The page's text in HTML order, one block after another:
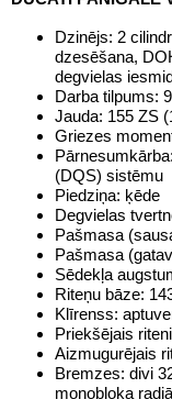
Dzinējs: 2
dzesēšana,
degvielas
Darba tilpums:
Jauda: 155 ZS
Griezes
(DQS) sistēmu
Piedziņa: ķēde
Degvielas
Pašmasa
Pašmasa
Sēdekļa
Riteņu bāze:
Klīrenss:
Priekšējais
Aizmugurējais
Bremzes: divi
monobloka